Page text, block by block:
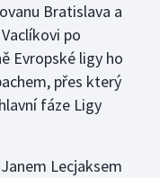
Bratislava a
po
Evropské ligy ho
přes který
fáze Ligy
Lecjaksem